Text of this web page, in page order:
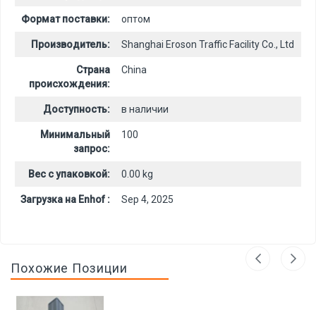
Формат поставки: оптом
Производитель: Shanghai Eroson Traffic Facility Co., Ltd
Страна
происхождения:
China
Доступность: в наличии
Минимальный
запрос:
100
Вес с упаковкой: 0.00 kg
Загрузка на Enhof : Sep 4, 2025
Похожие Позиции